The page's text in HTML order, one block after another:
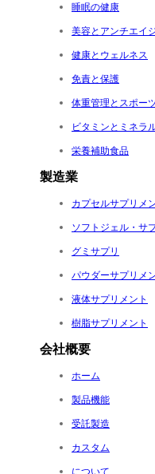
睡眠の健康
美容とアンチエイ
健康とウェルネス
免責と保護
体重管理とスポー
ビタミンとミネラ
栄養補助食品
製造業
カプセルサプリメ
ソフトジェル・サ
グミサプリ
パウダーサプリメ
液体サプリメント
樹脂サプリメント
会社概要
ホーム
製品機能
受託製造
カスタム
について